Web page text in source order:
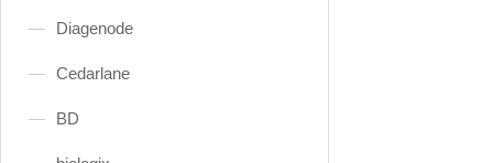
Diagenode
Cedarlane
BD